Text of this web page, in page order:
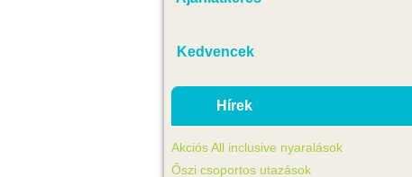
Kedvencek
Hírek
Akciós All inclusive nyaralások
Őszi csoportos utazások